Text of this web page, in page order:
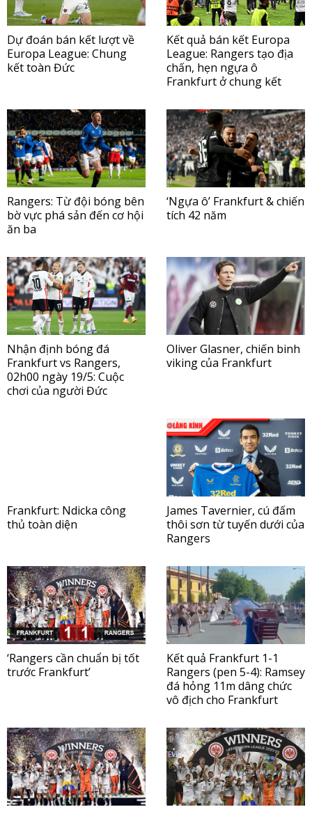
Dự đoán bán kết lượt về
Europa League: Chung
kết toàn Đức
Kết quả bán kết Europa
League: Rangers tạo địa
chấn, hẹn ngựa ô
Frankfurt ở chung kết
Rangers: Từ đội bóng bên
bờ vực phá sản đến cơ hội
ăn ba
‘Ngựa ô’ Frankfurt & chiến
tích 42 năm
Nhận định bóng đá
Frankfurt vs Rangers,
02h00 ngày 19/5: Cuộc
chơi của người Đức
Oliver Glasner, chiến binh
viking của Frankfurt
Frankfurt: Ndicka công
thủ toàn diện
James Tavernier, cú đấm
thôi sơn từ tuyến dưới của
Rangers
‘Rangers cần chuẩn bị tốt
trước Frankfurt’
Kết quả Frankfurt 1-1
Rangers (pen 5-4): Ramsey
đá hỏng 11m dâng chức
vô địch cho Frankfurt